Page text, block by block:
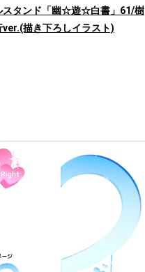
スタンド「幽☆遊☆白書」61/樹
ver.(描き下ろしイラスト)